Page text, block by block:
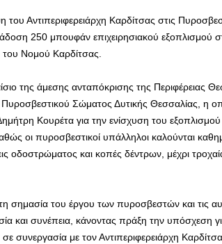
Αντιπεριφερειάρχη Καρδίτσας στις
250 μπουφάν επιχειρησιακού
του Νομού Καρδίτσας.
της άμεσης ανταπόκρισης της Περιφέρειας
Σώματος Δυτικής Θεσσαλίας, η
Κουρέτα για την ενίσχυση του
οι πυροσβεστικοί υπάλληλοι καλούνται
και κοπές δέντρων, μέχρι
σημασία του έργου των πυροσβεστών και τις
και συνέπεια, κάνοντας πράξη την υπόσχεση
συνεργασία με τον Αντιπεριφερειάρχη